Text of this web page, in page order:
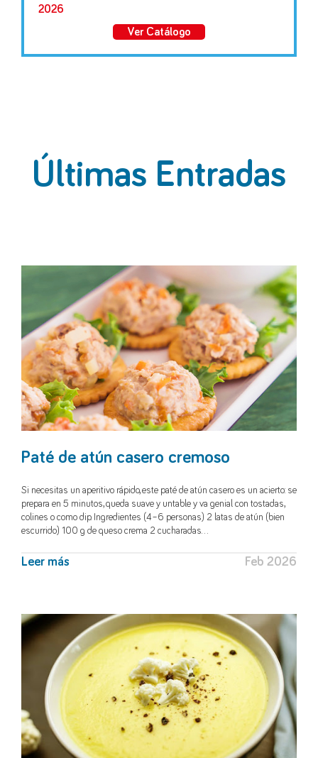
2026
Ver Catálogo
Últimas Entradas
Paté de atún casero cremoso
Si necesitas un aperitivo rápido, este paté de atún casero es un acierto: se
prepara en 5 minutos, queda suave y untable y va genial con tostadas,
colines o como dip. Ingredientes (4–6 personas) 2 latas de atún (bien
escurrido) 100 g de queso crema 2 cucharadas…
Leer más Feb 2026